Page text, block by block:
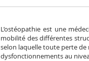
L’ostéopathie est une
mobilité des différentes
selon laquelle toute perte de
dysfonctionnements au